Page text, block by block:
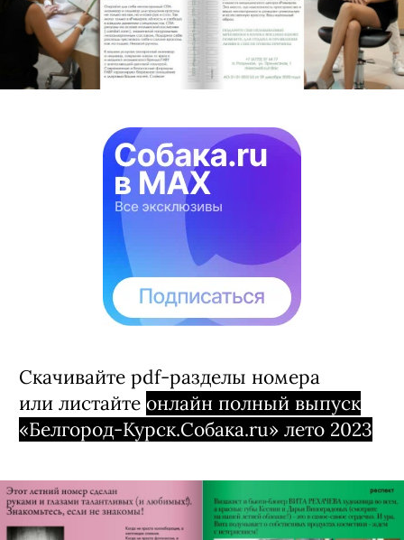
Скачивайте pdf-разделы номера
или листайте онлайн полный выпуск
«Белгород-Курск.Собака.ru» лето 2023